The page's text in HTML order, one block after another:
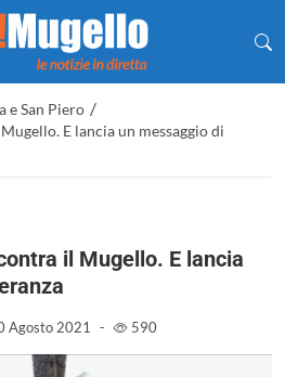
e San Piero /
E lancia un messaggio di
il Mugello. E lancia
Agosto 2021 - 590